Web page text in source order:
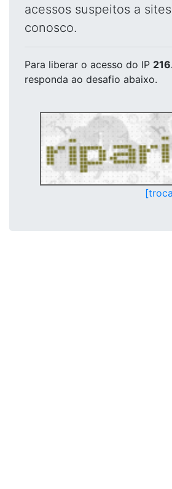
acessos suspeitos a
conosco.
Para liberar o acesso do IP
responda ao desafio abaixo.